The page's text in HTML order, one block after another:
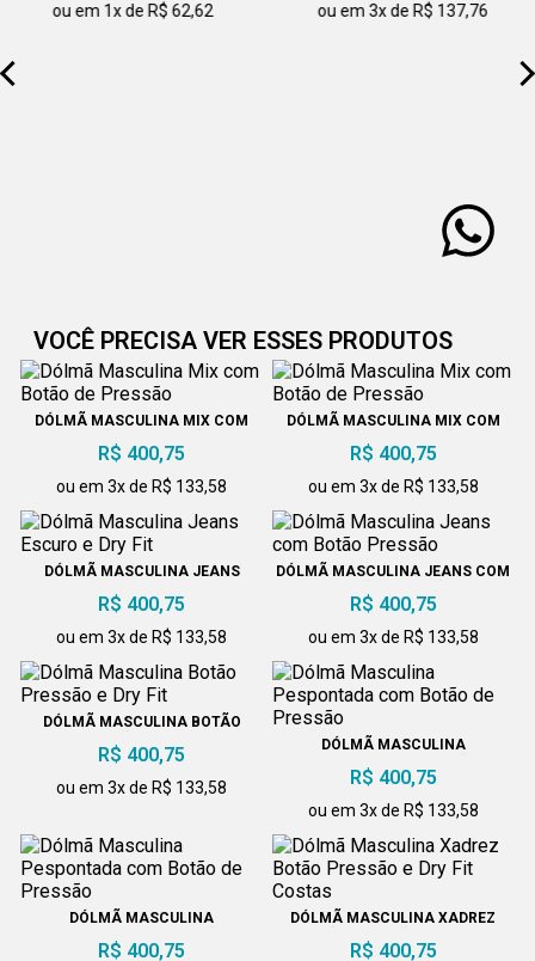
ou em 1x de R$ 62,62 ou em 3x de R$ 137,76
VOCÊ PRECISA VER ESSES PRODUTOS
DÓLMÃ MASCULINA MIX COM
R$ 400,75
ou em 3x de R$ 133,58
DÓLMÃ MASCULINA MIX COM
R$ 400,75
ou em 3x de R$ 133,58
DÓLMÃ MASCULINA JEANS
R$ 400,75
ou em 3x de R$ 133,58
DÓLMÃ MASCULINA JEANS COM
R$ 400,75
ou em 3x de R$ 133,58
DÓLMÃ MASCULINA BOTÃO
R$ 400,75
ou em 3x de R$ 133,58
DÓLMÃ MASCULINA
PRESSÃO
R$ 400,75
ou em 3x de R$ 133,58
DÓLMÃ MASCULINA
PRESSÃO
R$ 400,75
DÓLMÃ MASCULINA XADREZ
COSTAS
R$ 400,75